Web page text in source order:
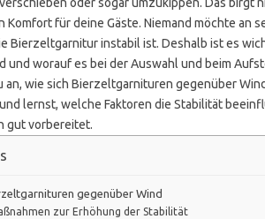
Komfort für deine Gäste. Niemand möchte an
Bierzeltgarnitur instabil ist. Deshalb ist es
und worauf es bei der Auswahl und beim
an, wie sich Bierzeltgarnituren gegenüber
lernst, welche Faktoren die Stabilität
gut vorbereitet.
gegenüber Wind
zur Erhöhung der Stabilität